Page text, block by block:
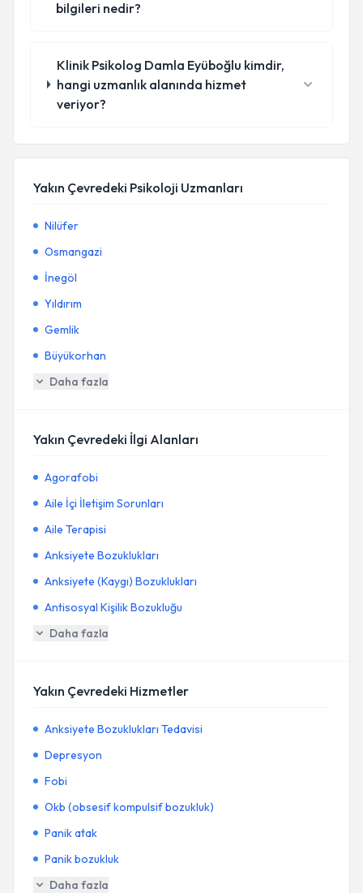
bilgileri nedir?
Klinik Psikolog Damla Eyüboğlu kimdir,
hangi uzmanlık alanında hizmet
veriyor?
Yakın Çevredeki Psikoloji Uzmanları
Nilüfer
Osmangazi
İnegöl
Yıldırım
Gemlik
Büyükorhan
Daha fazla
Yakın Çevredeki İlgi Alanları
Agorafobi
Aile İçi İletişim Sorunları
Aile Terapisi
Anksiyete Bozuklukları
Anksiyete (Kaygı) Bozuklukları
Antisosyal Kişilik Bozukluğu
Daha fazla
Yakın Çevredeki Hizmetler
Anksiyete Bozuklukları Tedavisi
Depresyon
Fobi
Okb (obsesif kompulsif bozukluk)
Panik atak
Panik bozukluk
Daha fazla